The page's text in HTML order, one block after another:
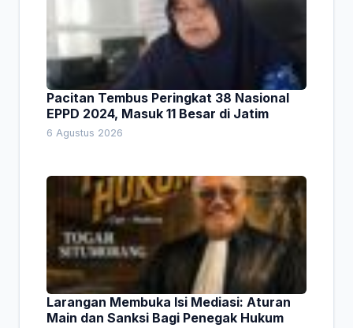
Pacitan Tembus Peringkat 38 Nasional
EPPD 2024, Masuk 11 Besar di Jatim
6 Agustus 2026
Larangan Membuka Isi Mediasi: Aturan
Main dan Sanksi Bagi Penegak Hukum